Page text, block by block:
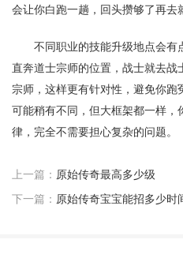
会让你白跑一趟，回头攒够了再去
不同职业的技能升级地点会有
直奔道士宗师的位置，战士就去战
宗师，这样更有针对性，避免你跑
可能稍有不同，但大框架都一样，
律，完全不需要担心复杂的问题。
上一篇： 原始传奇最高多少级
下一篇： 原始传奇宝宝能招多少时